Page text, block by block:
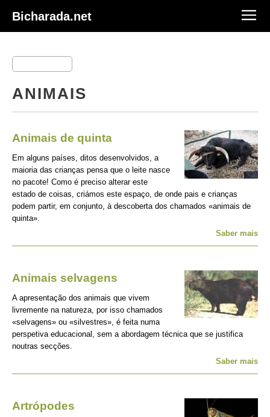
Bicharada.net
ANIMAIS
Animais de quinta
Em alguns países, ditos desenvolvidos, a
maioria das crianças pensa que o leite nasce
no pacote! Como é preciso alterar este
estado de coisas, criámos este espaço, de onde pais e crianças
podem partir, em conjunto, à descoberta dos chamados «animais de
quinta».
Saber mais
Animais selvagens
A apresentação dos animais que vivem
livremente na natureza, por isso chamados
«selvagens» ou «silvestres», é feita numa
perspetiva educacional, sem a abordagem técnica que se justifica
noutras secções.
Saber mais
Artrópodes